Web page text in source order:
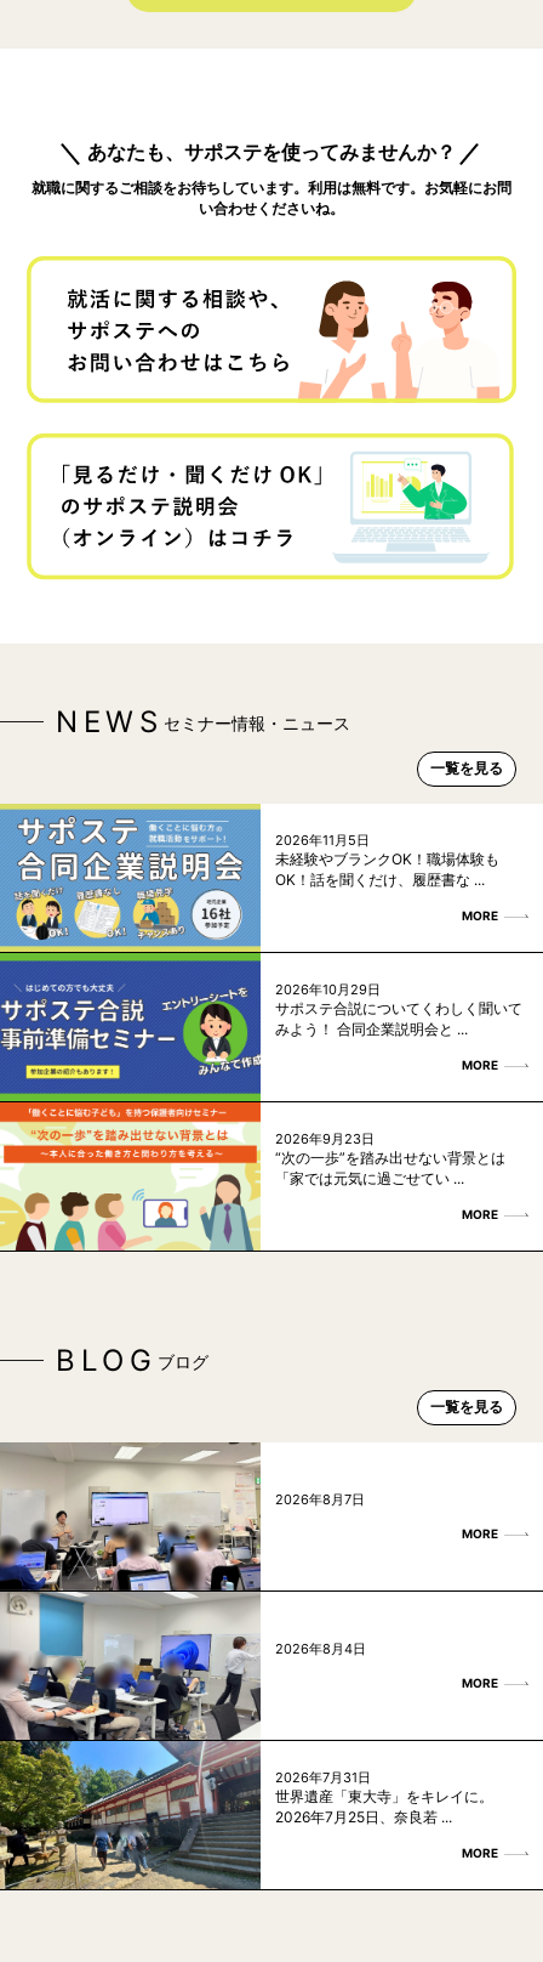
あなたも、サポステを使ってみませんか？
就職に関するご相談をお待ちしています。利用は無料です。お気軽にお問
い合わせくださいね。
NEWS セミナー情報・ニュース
一覧を見る
2026年11月5日
未経験やブランクOK！職場体験も
OK！話を聞くだけ、履歴書な ...
MORE
2026年10月29日
サポステ合説についてくわしく聞いて
みよう！ 合同企業説明会と ...
MORE
2026年9月23日
“次の一歩”を踏み出せない背景とは
「家では元気に過ごせてい ...
MORE
BLOG ブログ
一覧を見る
2026年8月7日
MORE
2026年8月4日
MORE
2026年7月31日
世界遺産「東大寺」をキレイに。
2026年7月25日、奈良若 ...
MORE